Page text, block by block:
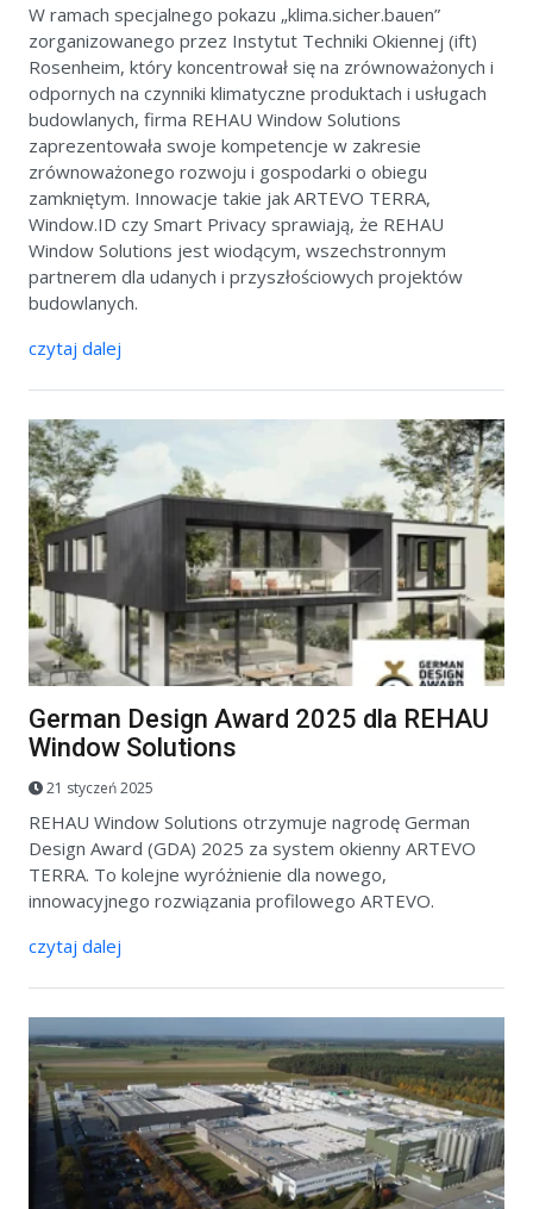
W ramach specjalnego pokazu „klima.sicher.bauen”
zorganizowanego przez Instytut Techniki Okiennej (ift)
Rosenheim, który koncentrował się na zrównoważonych i
odpornych na czynniki klimatyczne produktach i usługach
budowlanych, firma REHAU Window Solutions
zaprezentowała swoje kompetencje w zakresie
zrównoważonego rozwoju i gospodarki o obiegu
zamkniętym. Innowacje takie jak ARTEVO TERRA,
Window.ID czy Smart Privacy sprawiają, że REHAU
Window Solutions jest wiodącym, wszechstronnym
partnerem dla udanych i przyszłościowych projektów
budowlanych.
czytaj dalej
German Design Award 2025 dla REHAU
Window Solutions
21 styczeń 2025
REHAU Window Solutions otrzymuje nagrodę German
Design Award (GDA) 2025 za system okienny ARTEVO
TERRA. To kolejne wyróżnienie dla nowego,
innowacyjnego rozwiązania profilowego ARTEVO.
czytaj dalej